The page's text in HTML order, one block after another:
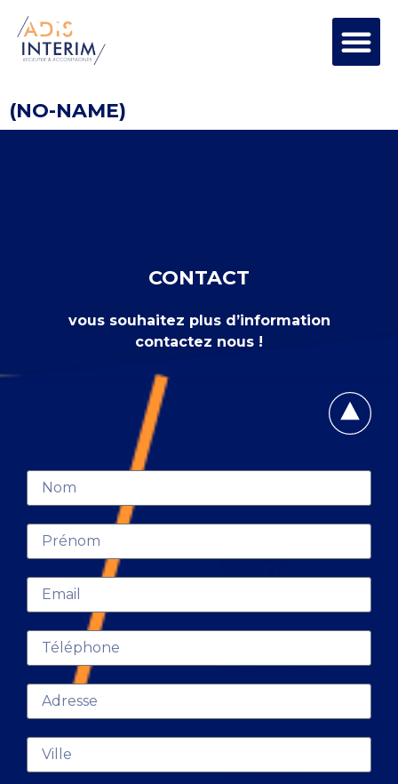
(NO-NAME)
CONTACT
vous souhaitez plus d’information
contactez nous !